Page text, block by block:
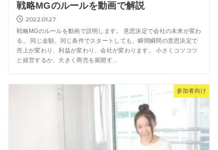
戦略MGのルールを動画で解説
2022.01.27
戦略MGのルールを動画で説明します。 意思決定で会社の未来が変わ
る。 同じ金額、同じ条件でスタートしても、瞬間瞬間の意思決定で
売上が変わり、利益が変わり、会社が変わります。 小さくコツコツ
と経営するか、大きく商売を展開す...
参加者向け